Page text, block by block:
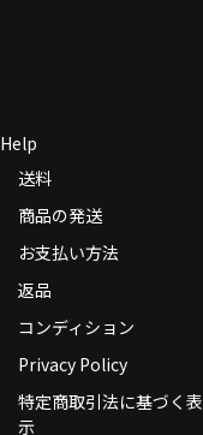
Help
送料
商品の発送
お支払い方法
返品
コンディション
Privacy Policy
特定商取引法に基づく表
示